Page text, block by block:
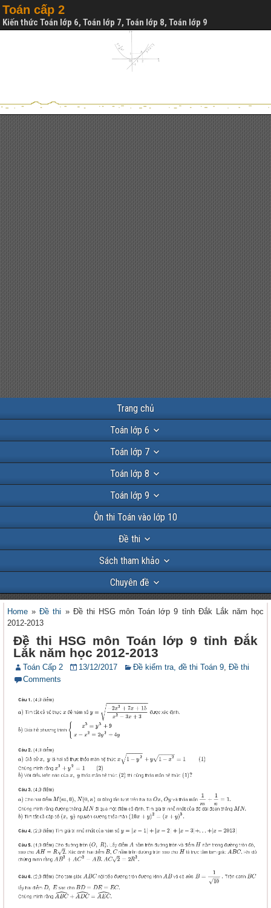
Toán cấp 2
Kiến thức Toán lớp 6, Toán lớp 7, Toán lớp 8, Toán lớp 9
Trang chủ
Toán lớp 6
Toán lớp 7
Toán lớp 8
Toán lớp 9
Ôn thi Toán vào lớp 10
Đề thi
Sách tham khảo
Chuyên đề
Home »Đề thi » Đề thi HSG môn Toán lớp 9 tỉnh Đắk Lắk năm học
2012-2013
Đề thi HSG môn Toán lớp 9 tỉnh Đắk
Lắk năm học 2012-2013
Toán Cấp 2 13/12/2017 Đề kiểm tra, đề thi Toán 9, Đề thi
Comments